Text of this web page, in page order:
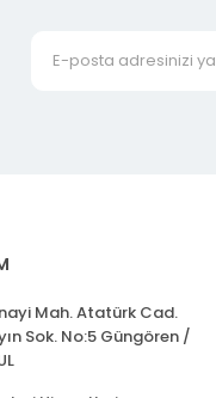
Mah. Atatürk Cad.
Sok. No:5 Güngören /